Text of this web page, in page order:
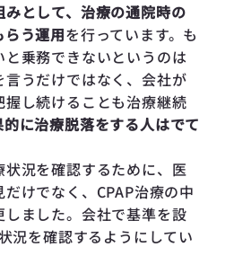
として、治療の通院時の
う運用を行っています。も
乗務できないというのは
うだけではなく、会社が
し続けることも治療継続
に治療脱落をする人はでて
況を確認するために、医
けでなく、CPAP治療の中
ました。会社で基準を設
況を確認するようにしてい